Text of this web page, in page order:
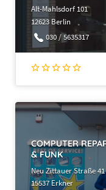
Alt-Mahlsdorf 101
12623 Berlin
030 / 5635317
COMPUTER
& FUNK
Neu Zittauer Straße 41
15537 Erkner